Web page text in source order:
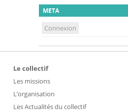
META
Connexion
Le collectif
Les missions
L’organisation
Les Actualités du collectif